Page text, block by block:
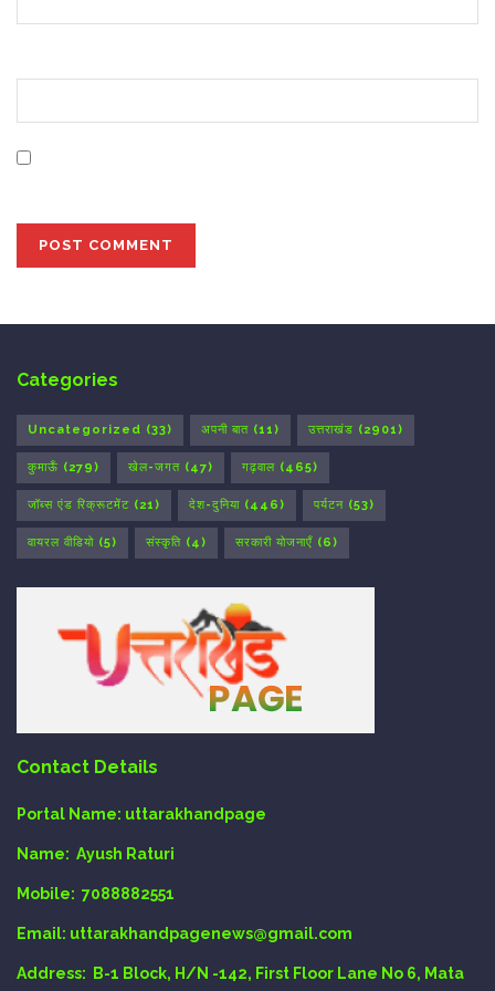
Categories
Uncategorized (33) अपनी बात (11) उत्तराखंड (2901)
कुमाऊँ (279) खेल-जगत (47) गढ़वाल (465)
जॉब्स एंड रिक्रूटमेंट (21) देश-दुनिया (446) पर्यटन (53)
वायरल वीडियो (5) संस्कृति (4) सरकारी योजनाएँ (6)
Contact Details
Portal Name: uttarakhandpage
Name: Ayush Raturi
Mobile: 7088882551
Email: uttarakhandpagenews@gmail.com
Address:
B-1 Block, H/N -142, First Floor Lane No 6, Mata